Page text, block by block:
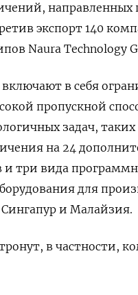
экспорт 140
Naura Technology
в себя
пропускной
задач,
на 24
три вида
для
Сингапур и Малайзия.
в частности,